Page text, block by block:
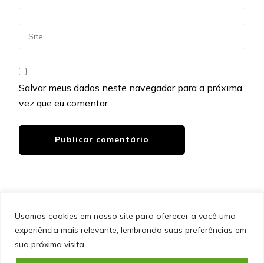
Usamos cookies em nosso site para oferecer a você uma
experiência mais relevante, lembrando suas preferências em
sua próxima visita.
Salvar meus dados neste navegador para a próxima
vez que eu comentar.
SITEMAP POLÍTICA DE PRIVACIDADE
EQUIPE